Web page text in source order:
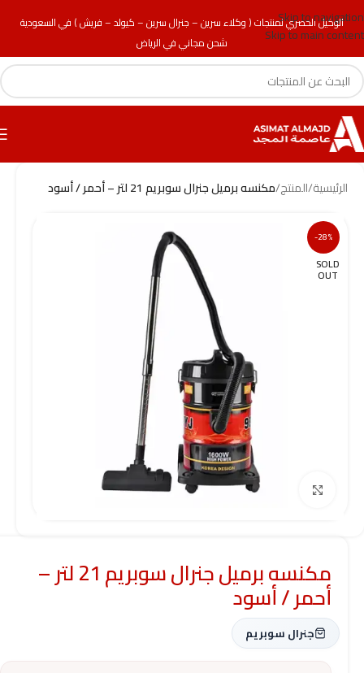
الوكيل الحصري لمنتجات ( وكلاء سرين – جنرال سرين – كيولد – فريش ) في السعودية
شحن مجاني في الرياض
Skip to navigation
Skip to main content
الرئيسية/المنتج/مكنسه برميل جنرال سوبريم 21 لتر – أحمر / أسود
-28%
SOLD
OUT
Click to enlarge
مكنسه برميل جنرال سوبريم 21 لتر –
أحمر / أسود
جنرال سوبريم